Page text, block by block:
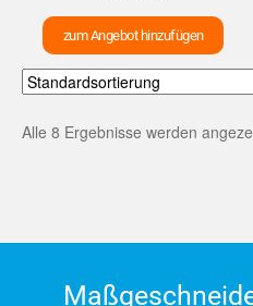
zum Angebot hinzufügen
Alle 8 Ergebnisse werden